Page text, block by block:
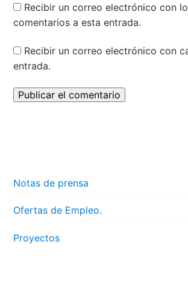
Recibir un correo electrónico con
comentarios a esta entrada.
Recibir un correo electrónico con
entrada.
Notas de prensa
Ofertas de Empleo.
Proyectos